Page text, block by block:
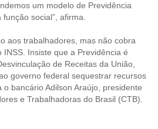
DA PROFISSÃO
um modelo de Previdência
social”, afirma.
aos trabalhadores, mas não cobra
Insiste que a Previdência é
de Receitas da União,
governo federal sequestrar recursos
o bancário Adilson Araújo, presidente
e Trabalhadoras do Brasil (CTB).